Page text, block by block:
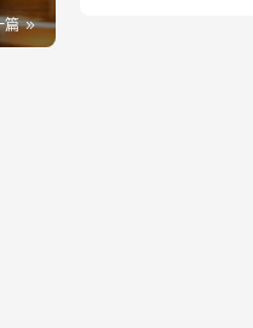
篇